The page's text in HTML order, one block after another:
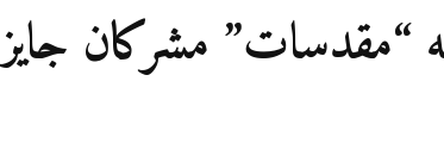
“مقدسات” مشرکان جایز